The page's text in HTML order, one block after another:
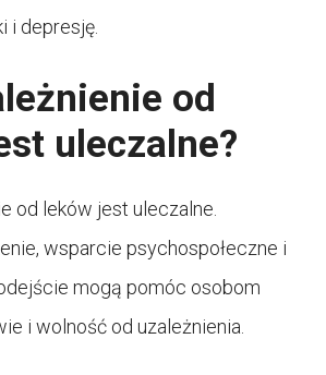
i depresję.
od
uleczalne?
od leków jest uleczalne.
wsparcie psychospołeczne i
mogą pomóc osobom
i wolność od uzależnienia.